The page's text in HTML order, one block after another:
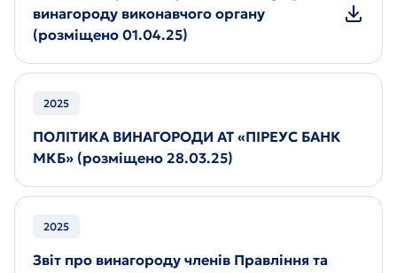
винагороду виконавчого органу
(розміщено 01.04.25)
2025
ПОЛІТИКА ВИНАГОРОДИ АТ «ПІРЕУС БАНК
МКБ» (розміщено 28.03.25)
2025
Звіт про винагороду членів Правління та